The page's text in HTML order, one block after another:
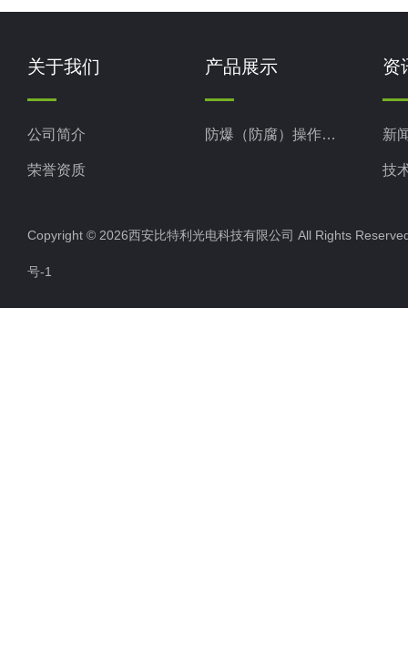
关于我们
公司简介
荣誉资质
产品展示
防爆（防腐）操作柱（箱）
资
新
技
Copyright © 2026西安比特利光电科技有限公司 All Rights
号-1